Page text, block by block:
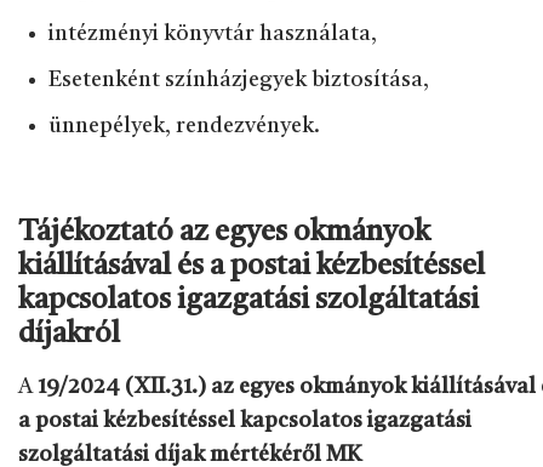
intézményi könyvtár használata,
Esetenként színházjegyek biztosítása,
ünnepélyek, rendezvények.
Tájékoztató az egyes okmányok
kiállításával és a postai kézbesítéssel
kapcsolatos igazgatási szolgáltatási
díjakról
A19/2024 (XII.31.) az egyes okmányok kiállításával
a postai kézbesítéssel kapcsolatos igazgatási
szolgáltatási díjak mértékéről MK